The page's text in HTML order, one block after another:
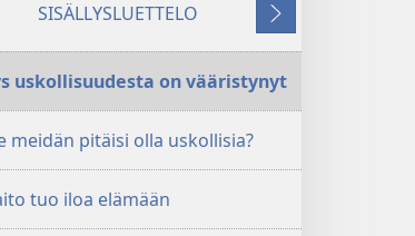
TUTKITTAVA
SISÄLLYSLUETTELO
Seuraava
uskollisuudesta on vääristynyt
meidän pitäisi olla uskollisia?
tuo iloa elämään